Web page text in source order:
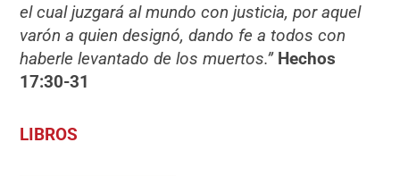
el cual juzgará al mundo con justicia, por aquel
varón a quien designó, dando fe a todos con
haberle levantado de los muertos.” Hechos
17:30-31
LIBROS